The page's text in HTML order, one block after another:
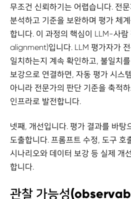
무조건 신뢰하기는 어렵습니다. 전
분석하고 기준을 보완하며 평가 체
합니다. 이 과정의 핵심이 LLM-사
alignment)입니다. LLM 평가자가
일치하는지 계속 확인하고, 불일치
보강으로 연결하면, 자동 평가 시스
아니라 전문가의 판단 기준을 축적
인프라로 발전합니다.
넷째, 개선입니다. 평가 결과를 바탕
도출합니다. 프롬프트 수정, 도구 호
시나리오와 데이터 보강 등 실제 개
합니다.
관찰 가능성